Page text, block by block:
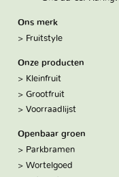
Ons merk
Fruitstyle
Onze producten
Kleinfruit
Grootfruit
Voorraadlijst
Openbaar groen
Parkbramen
Wortelgoed